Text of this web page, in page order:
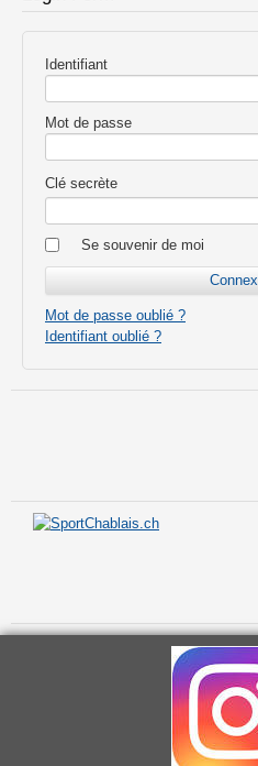
Identifiant
Mot de passe
Clé secrète
Se souvenir de moi
Mot de passe oublié ?
Identifiant oublié ?